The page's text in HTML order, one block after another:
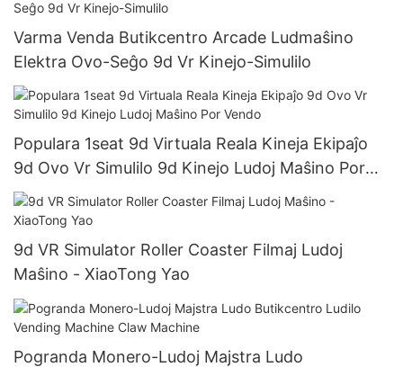
Varma Venda Butikcentro Arcade Ludmaŝino
Elektra Ovo-Seĝo 9d Vr Kinejo-Simulilo
Populara 1seat 9d Virtuala Reala Kineja Ekipaĵo
9d Ovo Vr Simulilo 9d Kinejo Ludoj Maŝino Por
Vendo
9d VR Simulator Roller Coaster Filmaj Ludoj
Maŝino - XiaoTong Yao
Pogranda Monero-Ludoj Majstra Ludo